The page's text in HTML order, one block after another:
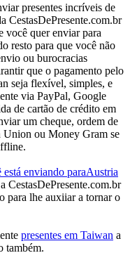
presentes incríveis de
CestasDePresente.com.br
você quer enviar para
resto para que você não
ou burocracias
que o pagamento pelo
seja flexível, simples, e
via PayPal, Google
de cartão de crédito em
um cheque, ordem de
Union ou Money Gram se
está enviando paraAustria
CestasDePresente.com.br
para lhe auxiiar a tornar o
presentes em Taiwan a
também.